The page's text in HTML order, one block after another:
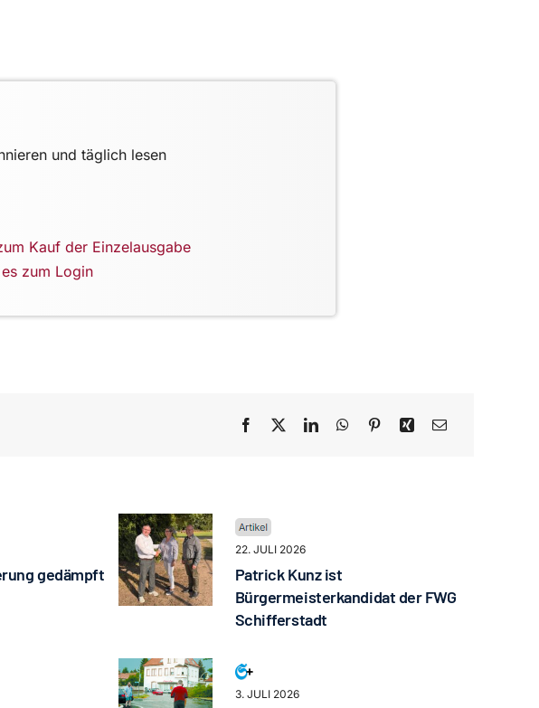
und täglich lesen
Kauf der Einzelausgabe
zum Login
gedämpft
22. JULI 2026
Patrick Kunz ist
Bürgermeisterkandidat der FWG
Schifferstadt
3. JULI 2026